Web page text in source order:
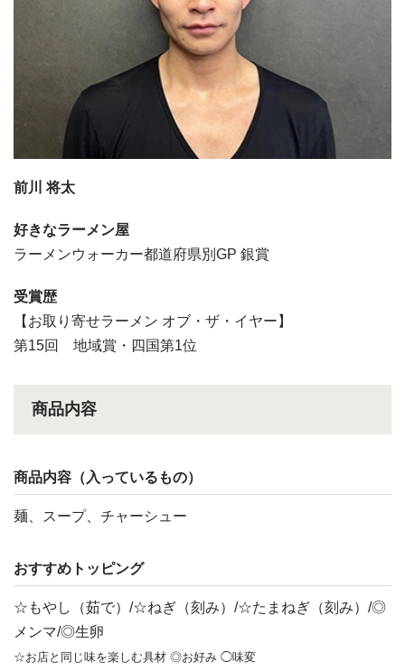
前川 将太
好きなラーメン屋
ラーメンウォーカー都道府県別GP 銀賞
受賞歴
【お取り寄せラーメン オブ・ザ・イヤー】
第15回 地域賞・四国第1位
商品内容
商品内容（入っているもの）
麺、スープ、チャーシュー
おすすめトッピング
☆もやし（茹で）/☆ねぎ（刻み）/☆たまねぎ（刻み）/◎
メンマ/◎生卵
☆お店と同じ味を楽しむ具材 ◎お好み ◯味変